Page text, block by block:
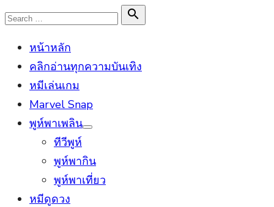
Skip
content
Search

Search
หน้าหลัก
คลิกอ่านทุกความบันเทิง
หมีเล่นเกม
Marvel Snap
พูห์พาเพลิน
Show
ทีวีพูห์
พูห์พากิน
พูห์พาเที่ยว
หมีดูดวง